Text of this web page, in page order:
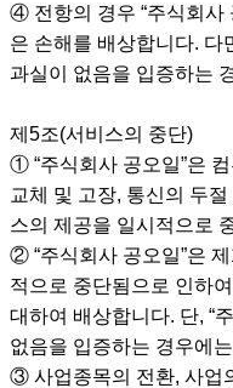
④ 전항의 경우 “주식회사
은 손해를 배상합니다. 다
과실이 없음을 입증하는
제5조(서비스의 중단)
① “주식회사 공오일”은
교체 및 고장, 통신의 두
스의 제공을 일시적으로
② “주식회사 공오일”은
적으로 중단됨으로 인하
대하여 배상합니다. 단, “
없음을 입증하는 경우에
③ 사업종목의 전환, 사업